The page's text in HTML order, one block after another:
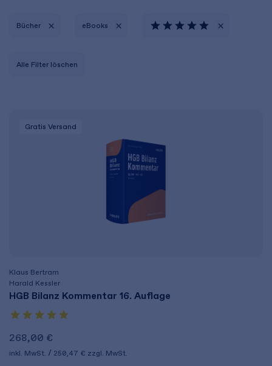
Bücher eBooks
Alle Filter löschen
Gratis Versand
Klaus Bertram
Harald Kessler
HGB Bilanz Kommentar 16. Auflage
268,00 €
inkl. MwSt. 250,47 € zzgl. MwSt.